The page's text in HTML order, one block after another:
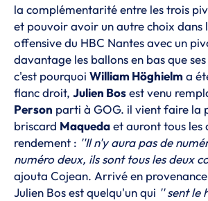
la complémentarité entre les trois
et pouvoir avoir un autre choix dans
offensive du HBC Nantes avec un
davantage les ballons en bas que
c'est pourquoi William Höghielma
flanc droit, Julien Bosest venu
Person parti à GOG. il vient faire la
briscard Maquedaet auront tous les
rendement : ''Il n'y aura pas de
numéro deux, ils sont tous les deux
ajouta Cojean. Arrivé en
Julien Bos est quelqu'un qui '' sent le